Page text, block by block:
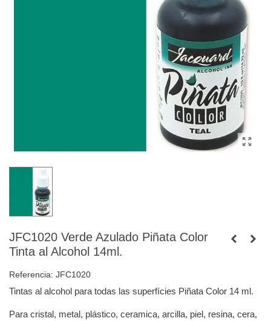
JFC1020 Verde Azulado Piñata Color
Tinta al Alcohol 14ml.
Referencia: JFC1020
Tintas al alcohol para todas las superfícies Piñata Color 14 ml.
Para cristal, metal, plástico, ceramica, arcilla, piel, resina, cera,